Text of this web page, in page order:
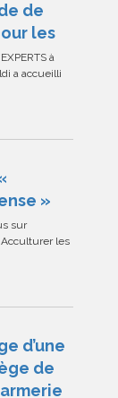
de
les
à
a accueilli
»
sur
Acculturer les
d’une
de